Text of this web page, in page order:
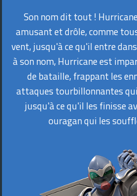
Son nom dit tout !
amusant et drôle, comme
vent, jusqu'à ce qu'il entre
à son nom, Hurricane est
de bataille, frappant les
attaques tourbillonnantes
jusqu'à ce qu'il les finisse
ouragan qui les